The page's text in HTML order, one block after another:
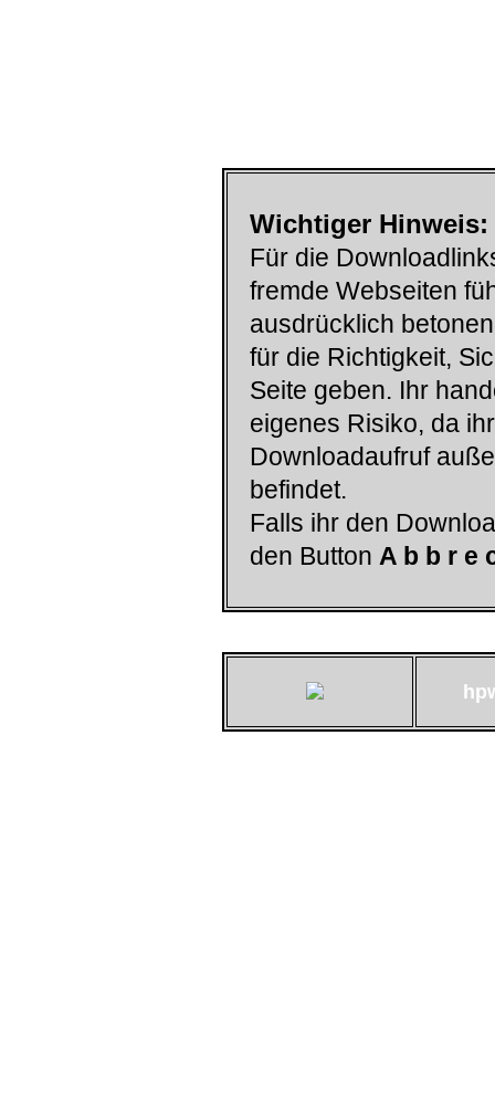
Wichtiger Hinweis:
Für die
fremde Webseiten
ausdrücklich
für die Richtigkeit,
Seite geben. Ihr
eigenes Risiko, da
Downloadaufruf
befindet.
Falls ihr den
den Button A b b r e